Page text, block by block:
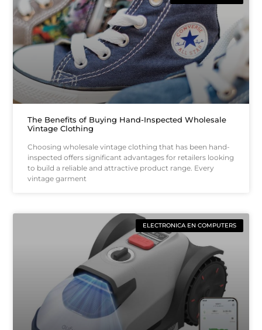
The Benefits of Buying Hand-Inspected Wholesale
Vintage Clothing
Choosing wholesale vintage clothing that has been hand-
inspected offers significant advantages for retailers looking
to build a reliable and attractive product range. Every
vintage garment
ELECTRONICA EN COMPUTERS